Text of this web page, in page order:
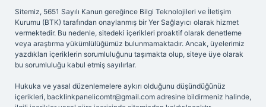
Sitemiz, 5651 Sayılı Kanun gereğince Bilgi Teknolojileri ve İletişim
Kurumu (BTK) tarafından onaylanmış bir Yer Sağlayıcı olarak hizmet
vermektedir. Bu nedenle, sitedeki içerikleri proaktif olarak denetleme
veya araştırma yükümlülüğümüz bulunmamaktadır. Ancak, üyelerimiz
yazdıkları içeriklerin sorumluluğunu taşımakta olup, siteye üye olarak
bu sorumluluğu kabul etmiş sayılırlar.
Hukuka ve yasal düzenlemelere aykırı olduğunu düşündüğünüz
içerikleri, backlinkpanelicomtr@gmail.com adresine bildirmeniz halinde,